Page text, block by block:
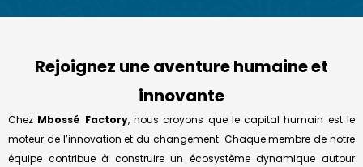
Chez Mbossé Factory, nous croyons que le capital humain est le
moteur de l’innovation et du changement. Chaque membre de notre
équipe contribue à construire un écosystème dynamique autour
Rejoignez une aventure humaine et
innovante